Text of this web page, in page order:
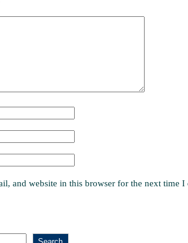
and website in this browser for the next time I